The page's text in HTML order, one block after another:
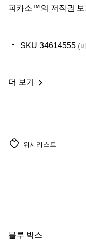
피카소™의 저작권
SKU 34614555 (
더 보기
위시리스트
블루 박스